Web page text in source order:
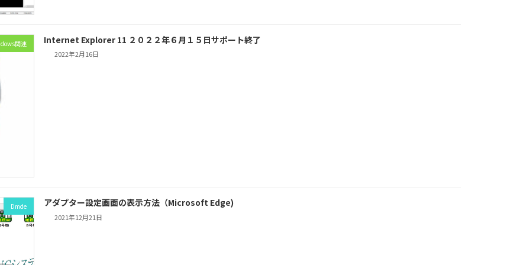
関連 Internet Explorer 11 ２０２２年６月１５日サポート終了
2022年2月16日
Dmde アダプター設定画面の表示方法（Microsoft Edge)
2021年12月21日